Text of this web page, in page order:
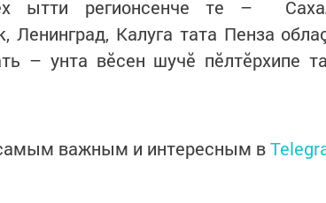
ытти регионсенче те –
Ленинград, Калуга тата Пенза
– унта вӗсен шучӗ пӗлтӗрхипе
важным и интересным в